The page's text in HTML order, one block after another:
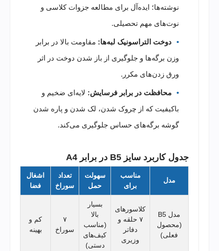
نوشته‌ها؛ ایده‌آل برای مطالعه جزوات کلاسی و
نوت‌های مهم تحصیلی.
دوخت التراسونیک لبه‌ها: مقاومت بالا در برابر
وزن برگه‌ها و جلوگیری از باز شدن دوخت در اثر
ورق زدن‌های مکرر.
محافظت در برابر فرسایش: لایه‌ای ضخیم و
باکیفیت که از چروک شدن، لک شدن و پاره شدن
گوشه برگه‌های حساس جلوگیری می‌کند.
جدول کاربرد سایز B5 در برابر A4
مدل
مناسب
برای
سهولت
حمل
تعداد
سوراخ
اشغال
فضا
مدل B5
(محصول
فعلی)
کلاسورهای
۷ حلقه و
دفاتر
وزیری
بسیار
بالا
(مناسب
کیف‌های
دستی)
۷
سوراخ
کم و
بهینه